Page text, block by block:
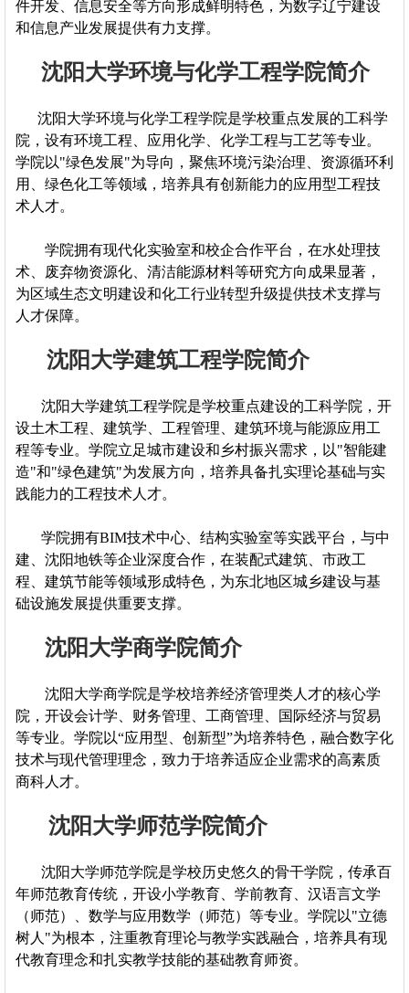
件开发、信息安全等方向形成鲜明特色，为数字辽宁建设
和信息产业发展提供有力支撑。
沈阳大学环境与化学工程学院简介
沈阳大学环境与化学工程学院是学校重点发展的工科学
院，设有环境工程、应用化学、化学工程与工艺等专业。
学院以"绿色发展"为导向，聚焦环境污染治理、资源循环利
用、绿色化工等领域，培养具有创新能力的应用型工程技
术人才。
学院拥有现代化实验室和校企合作平台，在水处理技
术、废弃物资源化、清洁能源材料等研究方向成果显著，
为区域生态文明建设和化工行业转型升级提供技术支撑与
人才保障。
沈阳大学建筑工程学院简介
沈阳大学建筑工程学院是学校重点建设的工科学院，开
设土木工程、建筑学、工程管理、建筑环境与能源应用工
程等专业。学院立足城市建设和乡村振兴需求，以"智能建
造"和"绿色建筑"为发展方向，培养具备扎实理论基础与实
践能力的工程技术人才。
学院拥有BIM技术中心、结构实验室等实践平台，与中
建、沈阳地铁等企业深度合作，在装配式建筑、市政工
程、建筑节能等领域形成特色，为东北地区城乡建设与基
础设施发展提供重要支撑。
沈阳大学商学院简介
沈阳大学商学院是学校培养经济管理类人才的核心学
院，开设会计学、财务管理、工商管理、国际经济与贸易
等专业。学院以“应用型、创新型”为培养特色，融合数字化
技术与现代管理理念，致力于培养适应企业需求的高素质
商科人才。
沈阳大学师范学院简介
沈阳大学师范学院是学校历史悠久的骨干学院，传承百
年师范教育传统，开设小学教育、学前教育、汉语言文学
（师范）、数学与应用数学（师范）等专业。学院以"立德
树人"为根本，注重教育理论与教学实践融合，培养具有现
代教育理念和扎实教学技能的基础教育师资。